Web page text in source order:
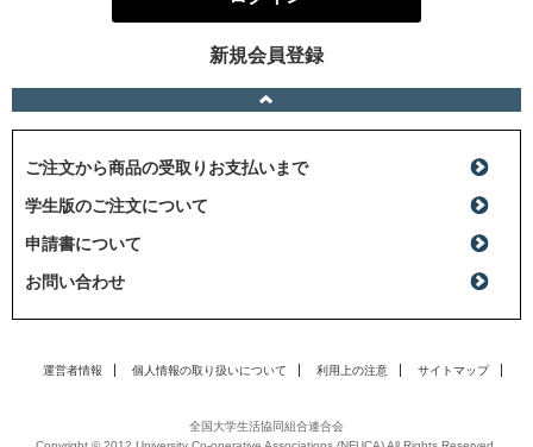
新規会員登録
ご注文から商品の受取りお支払いまで
学生版のご注文について
申請書について
お問い合わせ
運営者情報 個人情報の取り扱いについて 利用上の注意 サイトマップ
全国大学生活協同組合連合会